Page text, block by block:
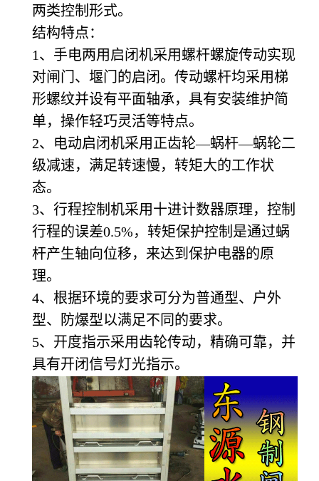
两类控制形式。
结构特点：
1、手电两用启闭机采用螺杆螺旋传动实现
对闸门、堰门的启闭。传动螺杆均采用梯
形螺纹并设有平面轴承，具有安装维护简
单，操作轻巧灵活等特点。
2、电动启闭机采用正齿轮—蜗杆—蜗轮二
级减速，满足转速慢，转矩大的工作状
态。
3、行程控制机采用十进计数器原理，控制
行程的误差0.5%，转矩保护控制是通过蜗
杆产生轴向位移，来达到保护电器的原
理。
4、根据环境的要求可分为普通型、户外
型、防爆型以满足不同的要求。
5、开度指示采用齿轮传动，精确可靠，并
具有开闭信号灯光指示。